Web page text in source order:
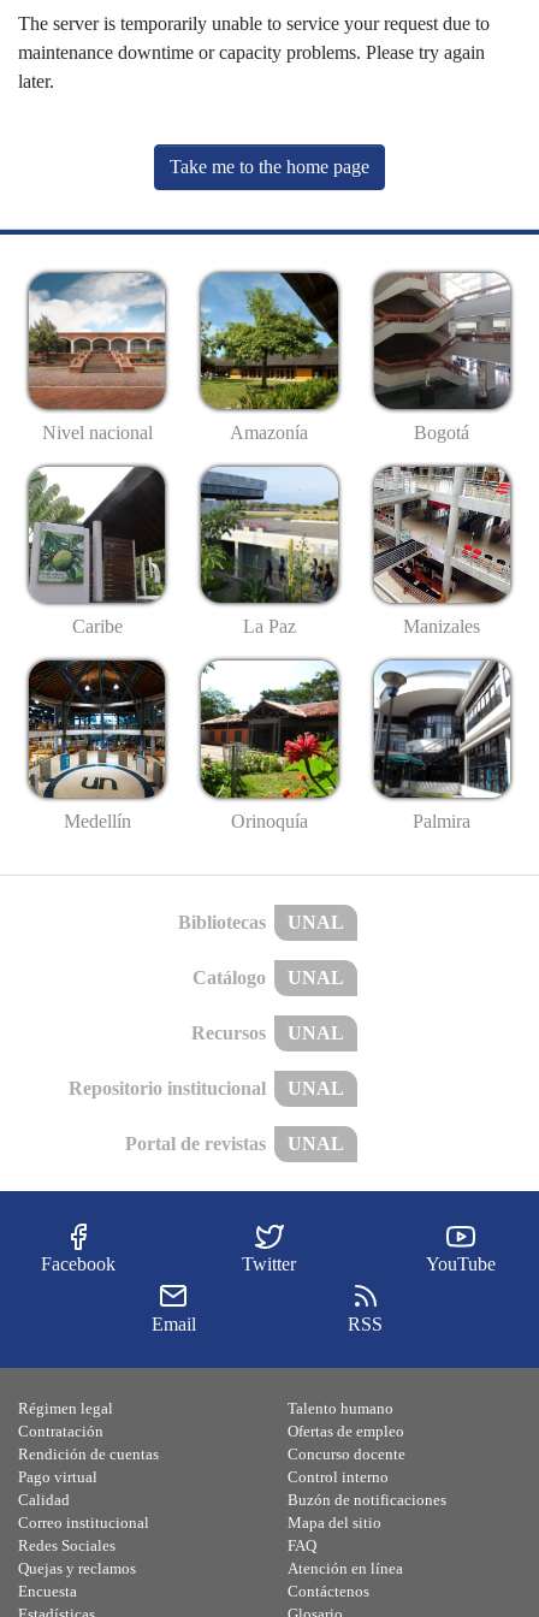
The server is temporarily unable to service your request due to
maintenance downtime or capacity problems. Please try again
later.
Take me to the home page
Nivel nacional Amazonía Bogotá
Caribe La Paz Manizales
Medellín Orinoquía Palmira
Bibliotecas UNAL
Catálogo UNAL
Recursos UNAL
Repositorio institucional UNAL
Portal de revistas UNAL
Facebook Twitter YouTube
Email RSS
Régimen legal
Contratación
Rendición de cuentas
Pago virtual
Calidad
Talento humano
Ofertas de empleo
Concurso docente
Control interno
Buzón de notificaciones
Correo institucional
Redes Sociales
Quejas y reclamos
Encuesta
Mapa del sitio
FAQ
Atención en línea
Contáctenos